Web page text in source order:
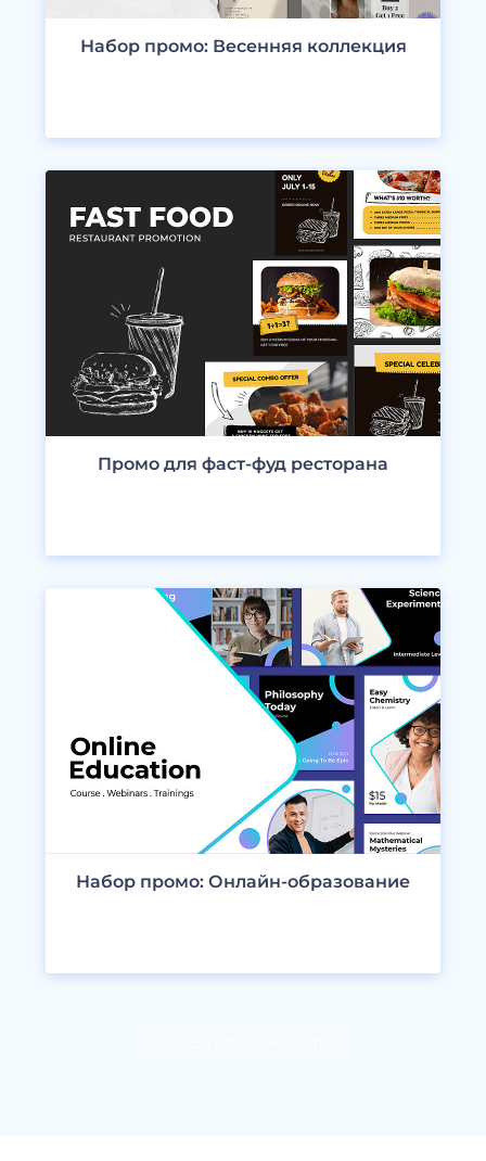
Набор промо: Весенняя коллекция
Промо для фаст-фуд ресторана
Набор промо: Онлайн-образование